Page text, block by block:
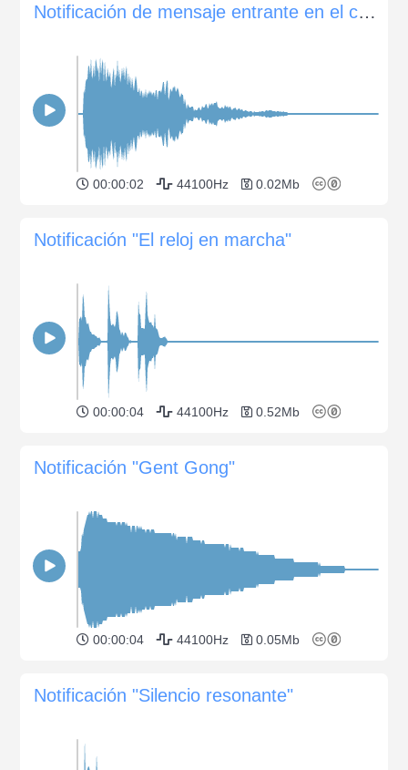
Notificación de mensaje entrante en el chat 03
00:00:02 44100Hz 0.02Mb
Notificación "El reloj en marcha"
00:00:04 44100Hz 0.52Mb
Notificación "Gent Gong"
00:00:04 44100Hz 0.05Mb
Notificación "Silencio resonante"